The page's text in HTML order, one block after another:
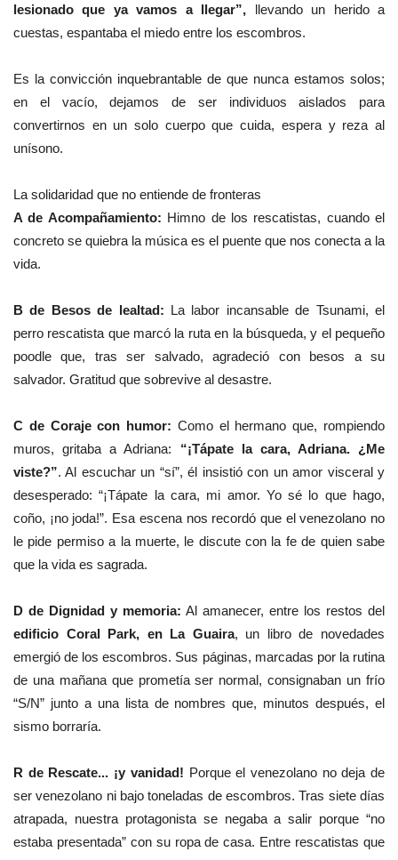
lesionado que ya vamos a llegar”, llevando un herido a
cuestas, espantaba el miedo entre los escombros.
Es la convicción inquebrantable de que nunca estamos solos;
en el vacío, dejamos de ser individuos aislados para
convertirnos en un solo cuerpo que cuida, espera y reza al
unísono.
La solidaridad que no entiende de fronteras
A de Acompañamiento: Himno de los rescatistas, cuando el
concreto se quiebra la música es el puente que nos conecta a la
vida.
B de Besos de lealtad: La labor incansable de Tsunami, el
perro rescatista que marcó la ruta en la búsqueda, y el pequeño
poodle que, tras ser salvado, agradeció con besos a su
salvador. Gratitud que sobrevive al desastre.
C de Coraje con humor: Como el hermano que, rompiendo
muros, gritaba a Adriana: “¡Tápate la cara, Adriana. ¿Me
viste?”. Al escuchar un “sí”, él insistió con un amor visceral y
desesperado: “¡Tápate la cara, mi amor. Yo sé lo que hago,
coño, ¡no joda!”. Esa escena nos recordó que el venezolano no
le pide permiso a la muerte, le discute con la fe de quien sabe
que la vida es sagrada.
D de Dignidad y memoria: Al amanecer, entre los restos del
edificio Coral Park, en La Guaira, un libro de novedades
emergió de los escombros. Sus páginas, marcadas por la rutina
de una mañana que prometía ser normal, consignaban un frío
“S/N” junto a una lista de nombres que, minutos después, el
sismo borraría.
R de Rescate... ¡y vanidad! Porque el venezolano no deja de
ser venezolano ni bajo toneladas de escombros. Tras siete días
atrapada, nuestra protagonista se negaba a salir porque “no
estaba presentada” con su ropa de casa. Entre rescatistas que